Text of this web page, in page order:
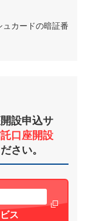
カードの暗証番
設申込サ
口座開設
さい。
ス
新しいウィン